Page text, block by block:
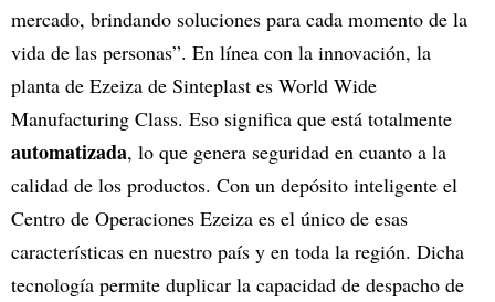
mercado, brindando soluciones para cada momento de la
vida de las personas”. En línea con la innovación, la
planta de Ezeiza de Sinteplast es World Wide
Manufacturing Class. Eso significa que está totalmente
automatizada, lo que genera seguridad en cuanto a la
calidad de los productos. Con un depósito inteligente el
Centro de Operaciones Ezeiza es el único de esas
características en nuestro país y en toda la región. Dicha
tecnología permite duplicar la capacidad de despacho de